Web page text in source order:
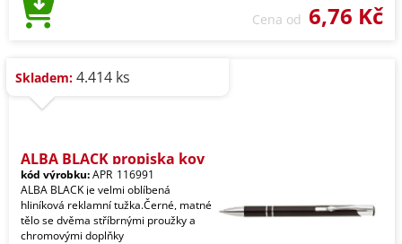
Cena od 6,76 Kč
Skladem: 4.414 ks
ALBA BLACK propiska kov
kód výrobku:APR_116991
ALBA BLACK je velmi oblíbená
hliníková reklamní tužka.Černé, matné
tělo se dvěma stříbrnými proužky a
chromovými doplňky